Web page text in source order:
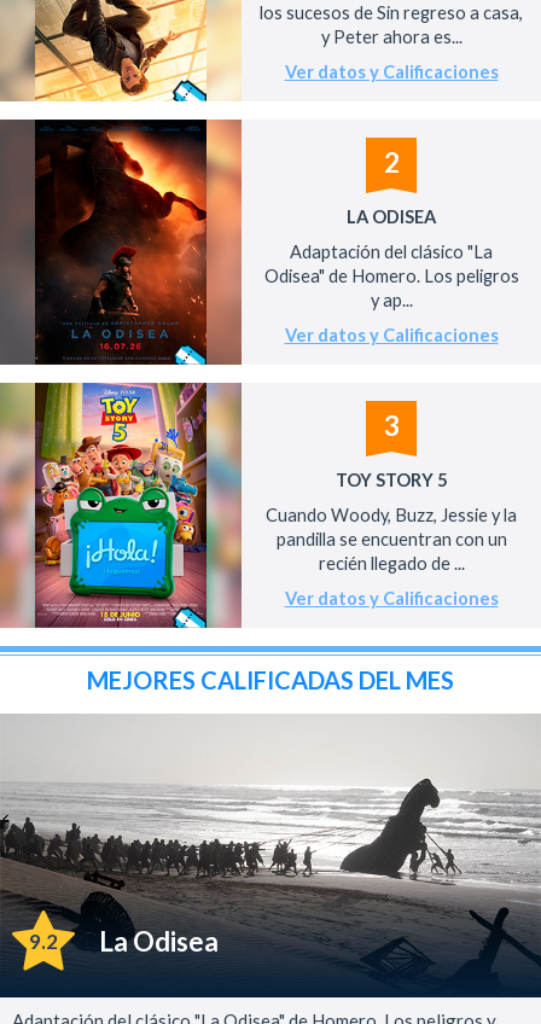
los sucesos de Sin regreso a casa,
y Peter ahora es...
Ver datos y Calificaciones
2
LA ODISEA
Adaptación del clásico "La
Odisea" de Homero. Los peligros
y ap...
Ver datos y Calificaciones
3
TOY STORY 5
Cuando Woody, Buzz, Jessie y la
pandilla se encuentran con un
recién llegado de ...
Ver datos y Calificaciones
MEJORES CALIFICADAS DEL MES
9.2 La Odisea